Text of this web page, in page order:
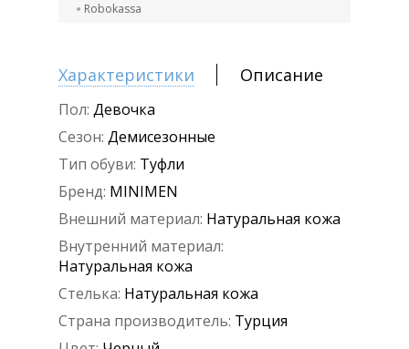
Robokassa
Характеристики Описание
Пол: Девочка
Сезон: Демисезонные
Тип обуви: Туфли
Бренд: MINIMEN
Внешний материал: Натуральная кожа
Внутренний материал:
Натуральная кожа
Стелька: Натуральная кожа
Страна производитель: Турция